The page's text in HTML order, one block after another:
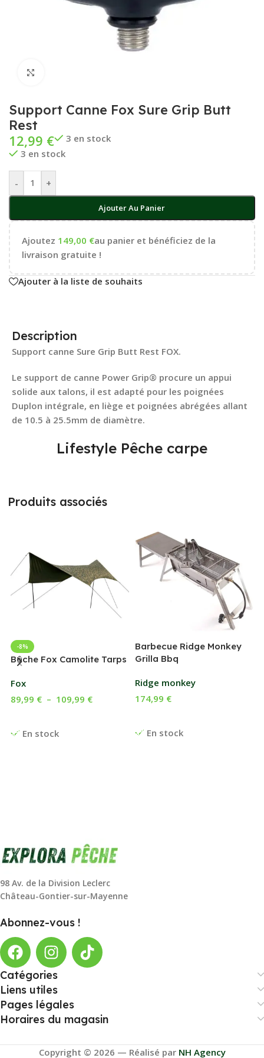
Support Canne Fox Sure Grip Butt
Rest
12,99 €
3 en stock
3 en stock
- +
Ajouter Au Panier
Ajoutez 149,00 €au panier et bénéficiez de la
livraison gratuite !
Ajouter à la liste de souhaits
Description
Support canne Sure Grip Butt Rest FOX.
Le support de canne Power Grip® procure un appui
solide aux talons, il est adapté pour les poignées
Duplon intégrale, en liège et poignées abrégées allant
de 10.5 à 25.5mm de diamètre.
Lifestyle Pêche carpe
Produits associés
-8%
Bâche Fox Camolite Tarps
Fox
En stock
89,99 € – 109,99 €
Barbecue Ridge Monkey
Grilla Bbq
Ridge monkey
En stock
174,99 €
98 Av. de la Division Leclerc
Château-Gontier-sur-Mayenne
Abonnez-vous !
Catégories
Liens utiles
Pages légales
Horaires du magasin
Copyright © 2026 — Réalisé par NH Agency